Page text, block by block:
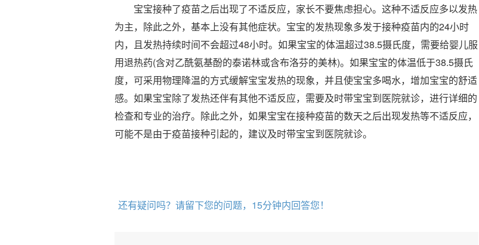
宝宝接种了疫苗之后出现了不适反应，家长不要焦虑担心。这种不适反应多以发热
为主，除此之外，基本上没有其他症状。宝宝的发热现象多发于接种疫苗内的24小时
内，且发热持续时间不会超过48小时。如果宝宝的体温超过38.5摄氏度，需要给婴儿服
用退热药(含对乙酰氨基酚的泰诺林或含布洛芬的美林)。如果宝宝的体温低于38.5摄氏
度，可采用物理降温的方式缓解宝宝发热的现象，并且使宝宝多喝水，增加宝宝的舒适
感。如果宝宝除了发热还伴有其他不适反应，需要及时带宝宝到医院就诊，进行详细的
检查和专业的治疗。除此之外，如果宝宝在接种疫苗的数天之后出现发热等不适反应，
可能不是由于疫苗接种引起的，建议及时带宝宝到医院就诊。
还有疑问吗？请留下您的问题，15分钟内回答您！